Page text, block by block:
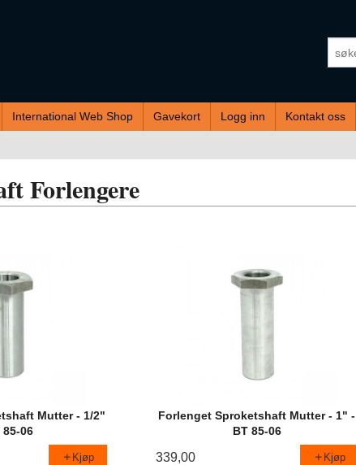
International Web Shop Gavekort Logg inn Kontakt oss
Forlengere
Mutter - 1/2"
85-06
Kjøp
Forlenget Sproketshaft Mutter - 1" -
BT 85-06
339,00 Kjøp